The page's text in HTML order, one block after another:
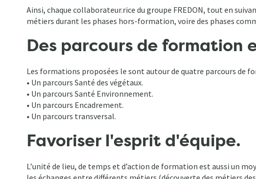
Ainsi, chaque collaborateur.rice du groupe FREDON, tout en
métiers durant les phases hors-formation, voire des phases
Des parcours de formation
Les formations proposées le sont autour de quatre parcours de
• Un parcours Santé des végétaux.
• Un parcours Santé Environnement.
• Un parcours Encadrement.
• Un parcours transversal.
Favoriser l'esprit d'équipe.
L’unité de lieu, de temps et d’action de formation est aussi un